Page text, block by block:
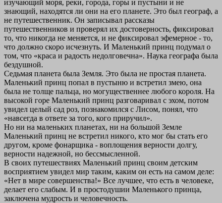
изучающий моря, реки, города, горы и пустыни и не
знающий, находятся ли они на его планете. Это был географ, а
не путешественник. Он записывал рассказы
путешественников и проверял их достоверность, фиксировал
то, что никогда не меняется, и не фиксировал эфемерное - то,
что должно скоро исчезнуть. И Маленький принц подумал о
том, что «краса и радость недолговечна». Наука географа была
бездушной.
Седьмая планета была Земля. Это была не простая планета.
Маленький принц попал в пустыню и встретил змею, она
была не толще пальца, но могущественнее любого короля. На
высокой горе Маленький принц разговаривал с эхом, потом
увидел целый сад роз, познакомился с Лисом, понял, что
«навсегда в ответе за того, кого приручил».
Но ни на маленьких планетах, ни на большой Земле
Маленький принц не встретил никого, кто мог бы стать его
другом, кроме фонарщика - воплощения верности долгу,
верности надежной, но бессмысленной.
В своих путешествиях Маленький принц своим детским
восприятием увидел мир таким, каким он есть на самом деле:
«Нет в мире совершенства!» Все лучшее, что есть в человеке,
делает его слабым. И в простодушии Маленького принца,
заключена мудрость и человечность.